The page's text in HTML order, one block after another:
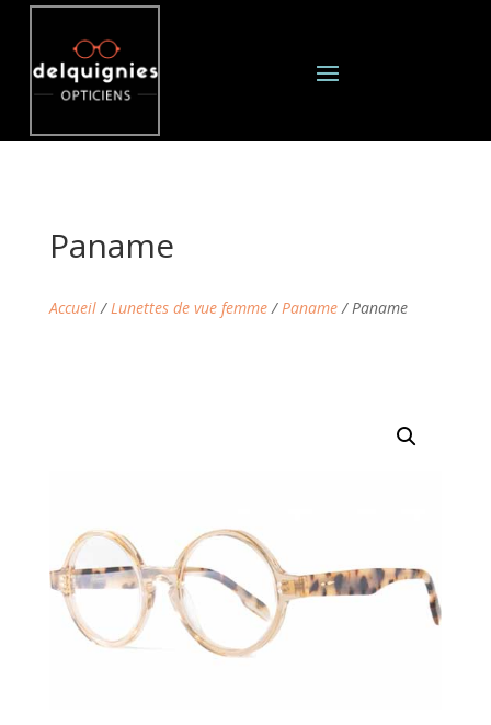
Paname
Accueil/Lunettes de vue femme/Paname/ Paname